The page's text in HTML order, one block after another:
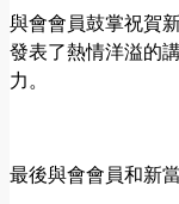
與會會員鼓掌祝賀
發表了熱情洋溢的
力。
最後與會會員和新